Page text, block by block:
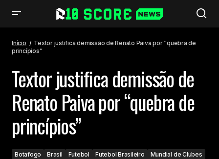
Início
Textor justifica demissão de Renato Paiva por “quebra de
princípios”
Textor justifica demissão de
Renato Paiva por “quebra de
princípios”
Botafogo Brasil Futebol Futebol Brasileiro
Mundial de Clubes